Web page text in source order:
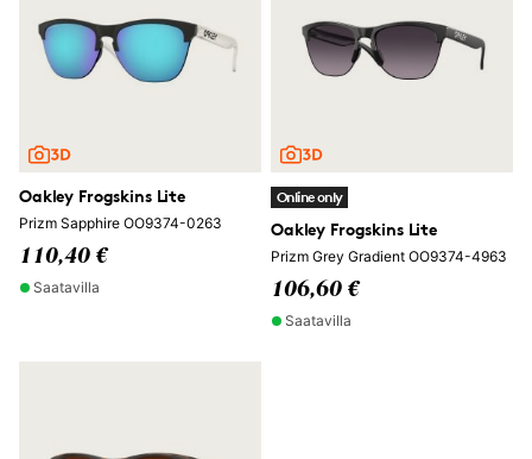
Oakley Frogskins Lite
Prizm Sapphire OO9374-0263
110,40 €
Saatavilla
Online only
Oakley Frogskins Lite
Prizm Grey Gradient OO9374-4963
106,60 €
Saatavilla